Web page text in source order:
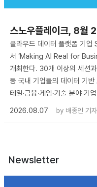
스노우플레이크, 8월
클라우드 데이터 플랫폼 기
서 ‘Making AI Real for
개최한다. 30개 이상의 세션
등 국내 기업들의 데이터 기반
테일·금융·게임·기술 분야 기
2026.08.07
by 배종인 기자
Newsletter